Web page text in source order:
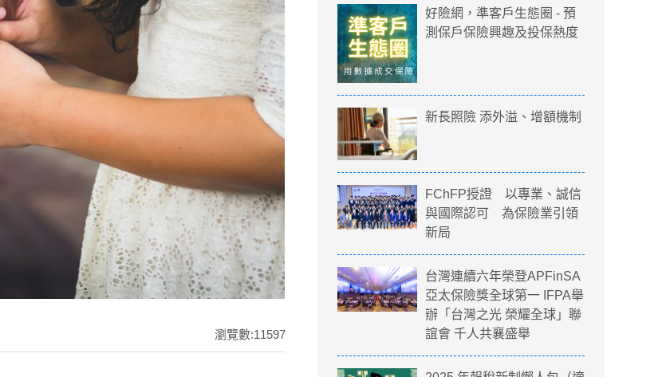
瀏覽數:11597
好險網，準客戶生態圈 - 預
測保戶保險興趣及投保熱度
新長照險 添外溢、增額機制
FChFP授證 以專業、誠信
與國際認可 為保險業引領
新局
台灣連續六年榮登APFinSA
亞太保險獎全球第一 IFPA舉
辦「台灣之光 榮耀全球」聯
誼會 千人共襄盛舉